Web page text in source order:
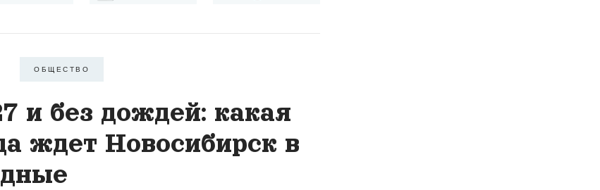
ОБЩЕСТВО
и без дождей: какая
ждет Новосибирск в